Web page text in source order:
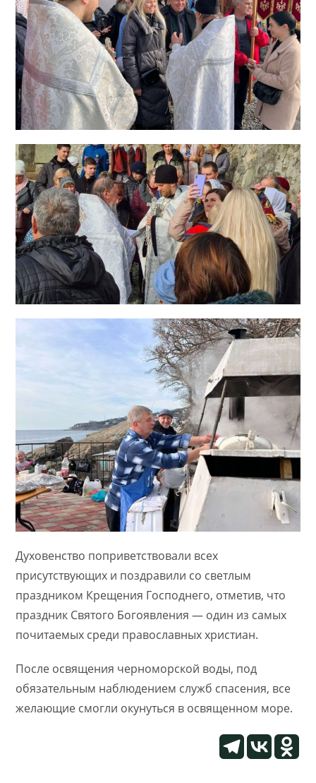
Духовенство поприветствовали всех
присутствующих и поздравили со светлым
праздником Крещения Господнего, отметив, что
праздник Святого Богоявления — один из самых
почитаемых среди православных христиан.
После освящения черноморской воды, под
обязательным наблюдением служб спасения, все
желающие смогли окунуться в освященном море.